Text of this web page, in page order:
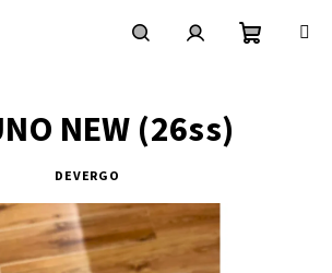
NEW (26ss)
DEVERGO